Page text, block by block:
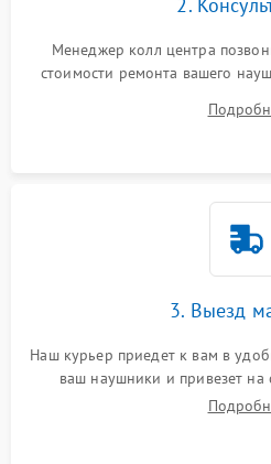
2.
Менеджер колл центра
стоимости ремонта вашего
3. Выезд
Наш курьер приедет к вам в
ваш наушники и привезет на